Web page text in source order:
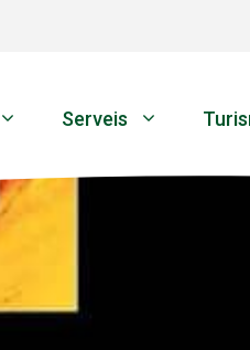
Serveis